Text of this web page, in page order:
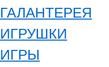
ГАЛАНТЕРЕЯ
ИГРУШКИ
ИГРЫ